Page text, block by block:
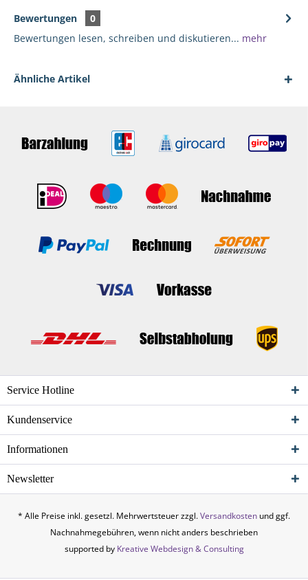
Bewertungen
0
Bewertungen lesen, schreiben und diskutieren... mehr
Ähnliche Artikel
Service Hotline
Kundenservice
Informationen
Newsletter
* Alle Preise inkl. gesetzl. Mehrwertsteuer zzgl.Versandkosten und ggf.
Nachnahmegebühren, wenn nicht anders beschrieben
supported by Kreative Webdesign & Consulting